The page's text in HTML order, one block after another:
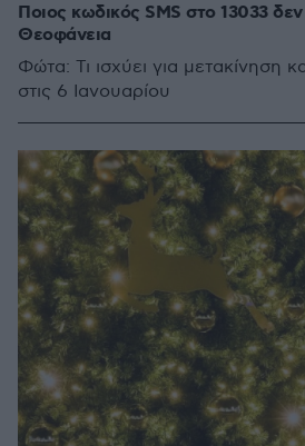
Ποιος κωδικός SMS στο 13033 δεν
Θεοφάνεια
Φώτα: Τι ισχύει για μετακίνηση
στις 6 Ιανουαρίου